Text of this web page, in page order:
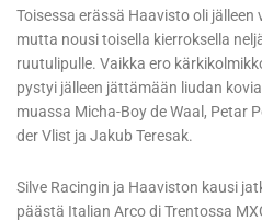
Toisessa erässä Haavisto oli jälleen
mutta nousi toisella kierroksella
ruutulipulle. Vaikka ero
pystyi jälleen jättämään liudan
muassa Micha-Boy de Waal, Petar
der Vlist ja Jakub Teresak.
Silve Racingin ja Haaviston kausi
päästä Italian Arco di Trentossa